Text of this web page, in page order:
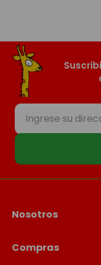
Nosotros
Compras